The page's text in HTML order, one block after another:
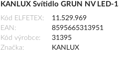
KANLUX Svítidlo GRUN NV
Kód ELFETEX
11.529.969
EAN
8595665313951
Kód výrobce
31395
Značka
KANLUX